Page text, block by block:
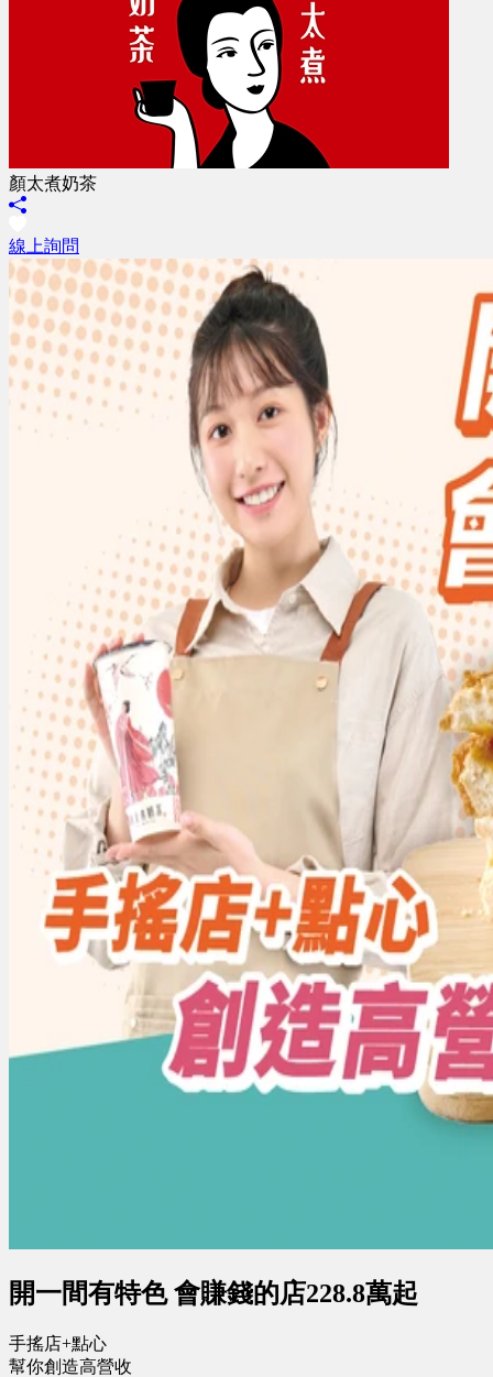
顏太煮奶茶
線上詢問
開一間有特色 會賺錢的店228.8萬起
手搖店+點心
幫你創造高營收